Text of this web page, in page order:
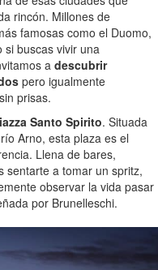
rincón. Millones de
famosas como el Duomo,
si buscas vivir una
a descubrir
pero igualmente
prisas.
Santo Spirito. Situada
Arno, esta plaza es el
Llena de bares,
sentarte a tomar un spritz,
observar la vida pasar
por Brunelleschi.